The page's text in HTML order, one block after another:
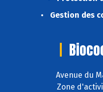
Gestion des
Avenue du
Zone